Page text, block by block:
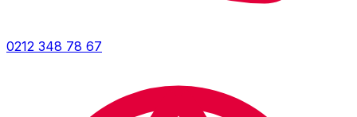
0212 348 78 67